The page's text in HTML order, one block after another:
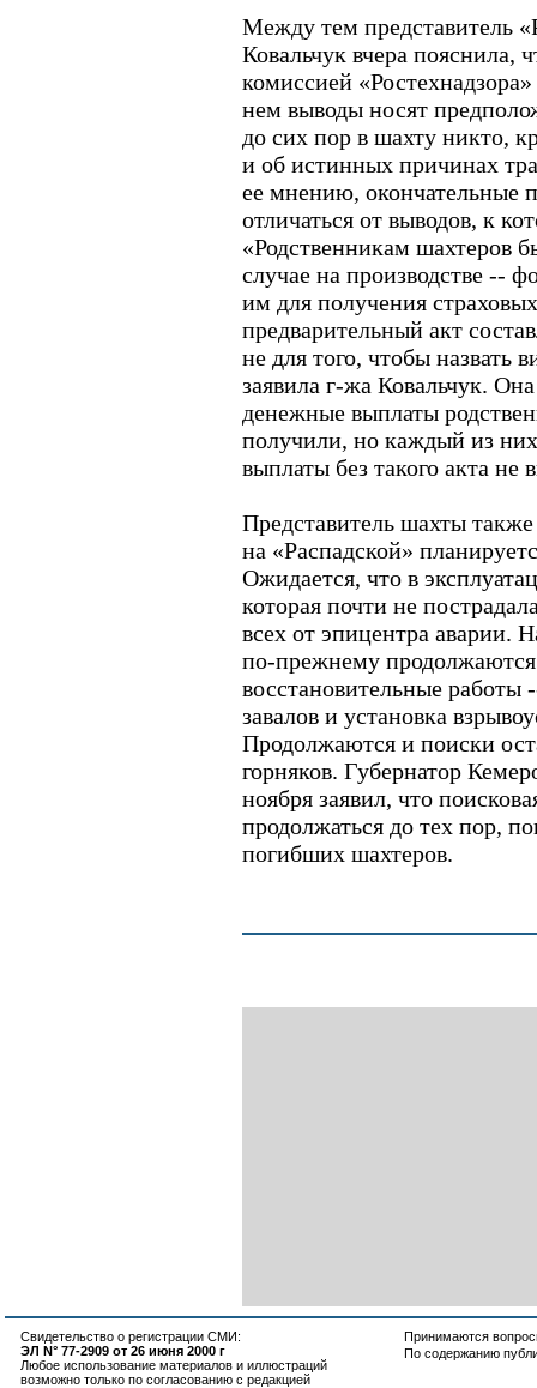
Между тем представитель
Ковальчук вчера пояснила,
комиссией
нем выводы носят
до сих пор в шахту никто,
и об истинных причинах
ее мнению, окончательные
отличаться от выводов, к
«Родственникам шахтеров
случае на производстве --
им для получения
предварительный акт
не для того, чтобы назвать
заявила г-жа Ковальчук.
денежные выплаты
получили, но каждый из них
выплаты без такого акта не
Представитель шахты
на «Распадской»
Ожидается, что в
которая почти не
всех от эпицентра аварии.
по-прежнему
восстановительные работы
завалов и установка
Продолжаются и поиски
горняков. Губернатор
ноября заявил, что
продолжаться до тех пор,
погибших шахтеров.
Свидетельство о регистрации СМИ:
ЭЛ N° 77-2909 от 26 июня 2000 г
Любое использование материалов и иллюстраций
возможно только по согласованию с редакцией
Принимаются
По содержанию